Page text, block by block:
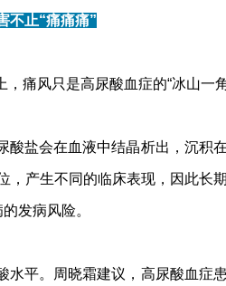
不止“痛痛痛”
痛风只是高尿酸血症的“冰山一角
盐会在血液中结晶析出，沉积
，产生不同的临床表现，因此长
发病风险。
水平。周晓霜建议，高尿酸血症